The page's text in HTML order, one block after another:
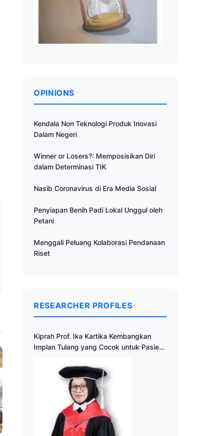
OPINIONS
Kendala Non Teknologi Produk Inovasi
Dalam Negeri
Winner or Losers?: Memposisikan Diri
dalam Determinasi TIK
Nasib Coronavirus di Era Media Sosial
Penyiapan Benih Padi Lokal Unggul oleh
Petani
Menggali Peluang Kolaborasi Pendanaan
Riset
RESEARCHER PROFILES
Kiprah Prof. Ika Kartika Kembangkan
Implan Tulang yang Cocok untuk Pasien